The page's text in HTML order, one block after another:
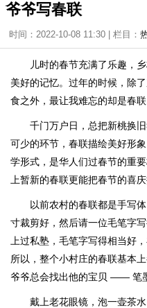
爷爷写春联
时间：2022-10-08 11:30 | 栏目：
儿时的春节充满了乐趣，
美好的记忆。过年的时候，除
食之外，最让我难忘的却是春联
千门万户日，总把新桃换
可少的环节，春联描绘美好形
学形式，是华人们过春节的重
上暂新的春联更能把春节的喜
以前农村的春联都是手写
寸裁剪好，然后请一位毛笔字
上过私塾，毛笔字写得相当好
所以，整个小村庄的春联基本
爷爷总会找出他的宝贝 —— 笔
戴上老花眼镜，泡一壶茶